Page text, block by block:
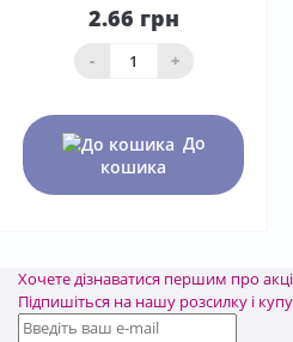
2.66 грн
- +
До
кошика
Хочете дізнаватися першим про
Підпишіться на нашу розсилку і